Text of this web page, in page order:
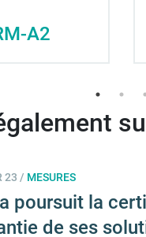
A2
23 / MESURES
poursuit la
de ses